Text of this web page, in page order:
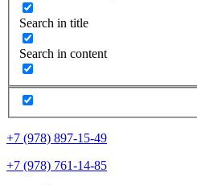
Search in title
Search in content
+7 (978) 897-15-49
+7 (978) 761-14-85